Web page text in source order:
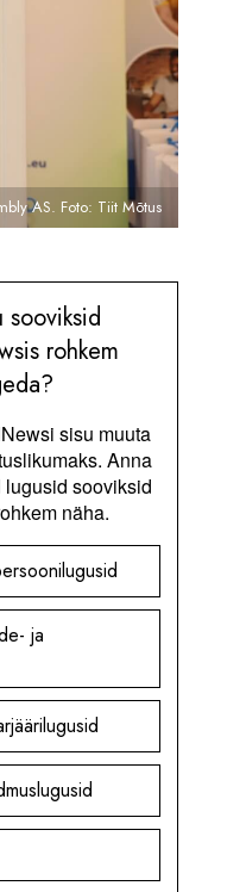
AS. Foto: Tiit Mõtus
sooviksid
rohkem
sisu muuta
Anna
sooviksid
näha.
ja